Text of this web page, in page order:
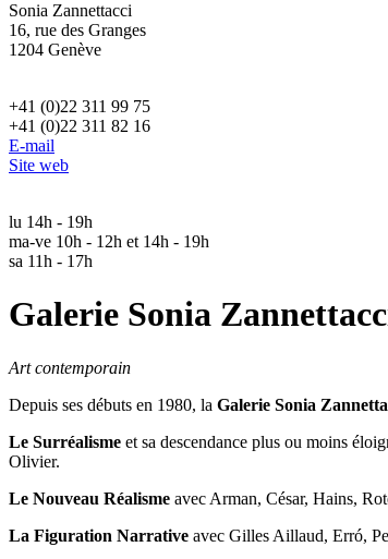
Sonia Zannettacci
16, rue des Granges
1204 Genève
+41 (0)22 311 99 75
+41 (0)22 311 82 16
E-mail
Site web
lu 14h - 19h
ma-ve 10h - 12h et 14h - 19h
sa 11h - 17h
Galerie Sonia
Art contemporain
Depuis ses débuts en 1980, la Galerie Sonia
Le Surréalisme et sa descendance plus ou moins
Olivier.
Le Nouveau Réalisme avec Arman, César, Hains,
La Figuration Narrative avec Gilles Aillaud, Erró,